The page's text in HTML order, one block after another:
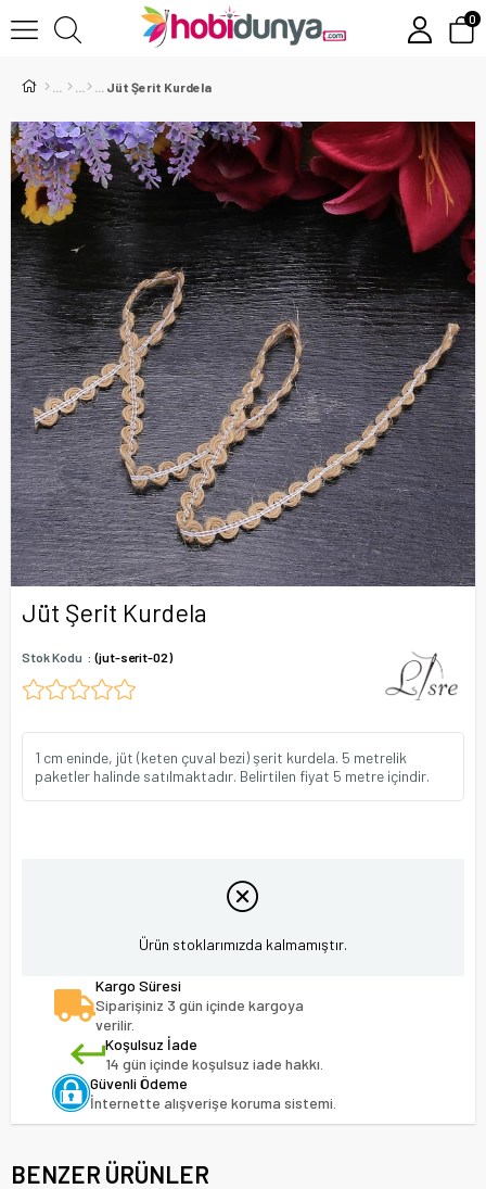
0
Jüt Şerit Kurdela
Jüt Şerit Kurdela
Stok Kodu (jut-serit-02)
1 cm eninde, jüt (keten çuval bezi) şerit kurdela. 5 metrelik
paketler halinde satılmaktadır. Belirtilen fiyat 5 metre içindir.
Ürün stoklarımızda kalmamıştır.
Kargo Süresi
Siparişiniz 3 gün içinde kargoya
verilir.
Koşulsuz İade
14 gün içinde koşulsuz iade hakkı.
Güvenli Ödeme
İnternette alışverişe koruma sistemi.
BENZER ÜRÜNLER